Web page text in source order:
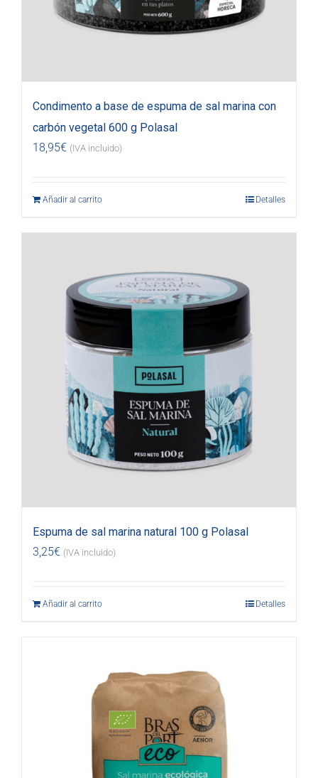
Condimento a base de espuma de sal marina con
carbón vegetal 600 g Polasal
18,95€ (IVA incluido)
Añadir al carrito Detalles
Espuma de sal marina natural 100 g Polasal
3,25€ (IVA incluido)
Añadir al carrito Detalles